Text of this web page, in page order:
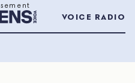
VOICE RADIO